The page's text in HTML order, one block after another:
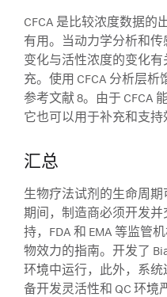
CFCA 是比较浓度数据的
有用。当动力学分析和
变化与活性浓度的变化有
充。使用 CFCA 分析层
参考文献 8。由于 CFCA
它也可以用于补充和支持
汇总
生物疗法试剂的生命周
期间，制造商必须开发
持，FDA 和 EMA 等监管
物效力的指南。开发了
环境中运行，此外，系
备开发灵活性和 QC 环境